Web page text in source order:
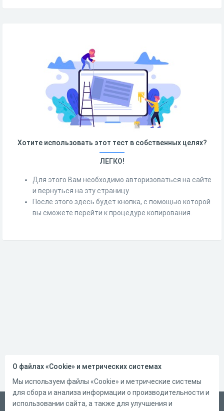
Хотите использовать этот тест в собственных целях?
ЛЕГКО!
Для этого Вам необходимо авторизоваться на сайте
и вернуться на эту страницу.
После этого здесь будет кнопка, с помощью которой
вы сможете перейти к процедуре копирования.
Русский
О файлах «Cookie» и метрических системах
Мы используем файлы «Cookie» и метрические системы
для сбора и анализа информации о производительности и
использовании сайта, а также для улучшения и